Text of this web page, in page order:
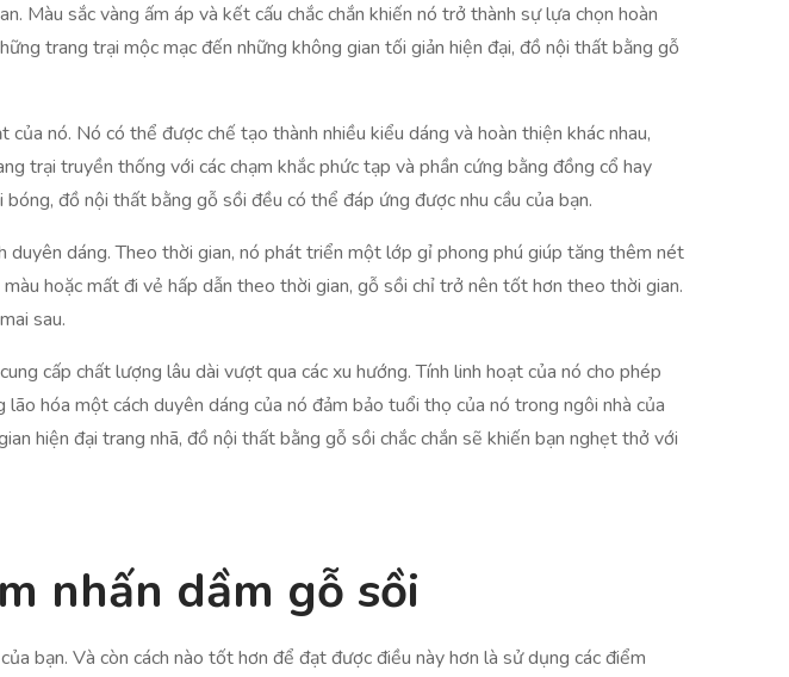
sắc vàng ấm áp và kết cấu chắc chắn khiến nó trở thành sự lựa chọn hoàn
trang trại mộc mạc đến những không gian tối giản hiện đại, đồ nội thất bằng gỗ
nó. Nó có thể được chế tạo thành nhiều kiểu dáng và hoàn thiện khác nhau,
trại truyền thống với các chạm khắc phức tạp và phần cứng bằng đồng cổ hay
đồ nội thất bằng gỗ sồi đều có thể đáp ứng được nhu cầu của bạn.
dáng. Theo thời gian, nó phát triển một lớp gỉ phong phú giúp tăng thêm nét
hoặc mất đi vẻ hấp dẫn theo thời gian, gỗ sồi chỉ trở nên tốt hơn theo thời gian.
sau.
cấp chất lượng lâu dài vượt qua các xu hướng. Tính linh hoạt của nó cho phép
hóa một cách duyên dáng của nó đảm bảo tuổi thọ của nó trong ngôi nhà của
hiện đại trang nhã, đồ nội thất bằng gỗ sồi chắc chắn sẽ khiến bạn nghẹt thở với
nhấn dầm gỗ sồi
bạn. Và còn cách nào tốt hơn để đạt được điều này hơn là sử dụng các điểm